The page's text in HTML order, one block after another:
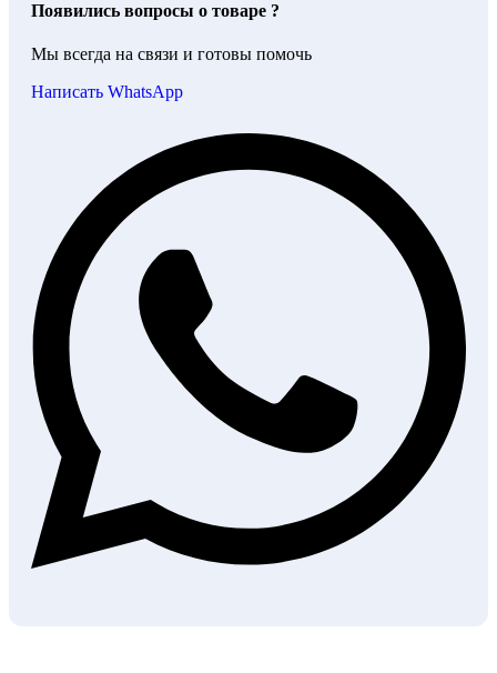
Появились вопросы о товаре ?
Мы всегда на связи и готовы помочь
Написать WhatsApp